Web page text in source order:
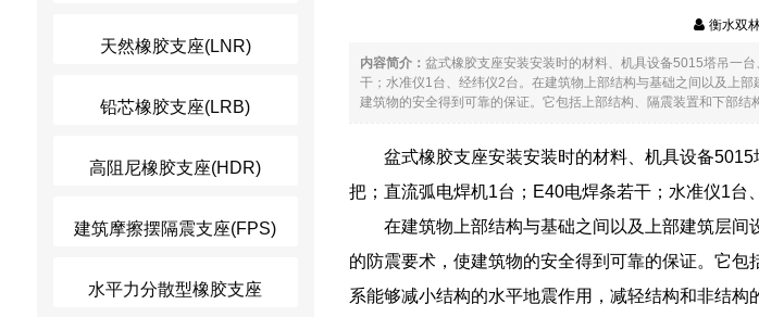
天然橡胶支座(LNR)
铅芯橡胶支座(LRB)
高阻尼橡胶支座(HDR)
建筑摩擦摆隔震支座(FPS)
水平力分散型橡胶支座
衡水双
内容简介： 盆式橡胶支座安装安装时的材料、机具设备5015塔吊一
干；水准仪1台、经纬仪2台。在建筑物上部结构与基础之间以及上
建筑物的安全得到可靠的保证。它包括上部结构、隔震装置和下部结
盆式橡胶支座安装安装时的材料、机具设备
把；直流弧电焊机1台；E40电焊条若干；水准仪1台
在建筑物上部结构与基础之间以及上部建筑层
的防震要术，使建筑物的安全得到可靠的保证。它
系能够减小结构的水平地震作用，减轻结构和非结